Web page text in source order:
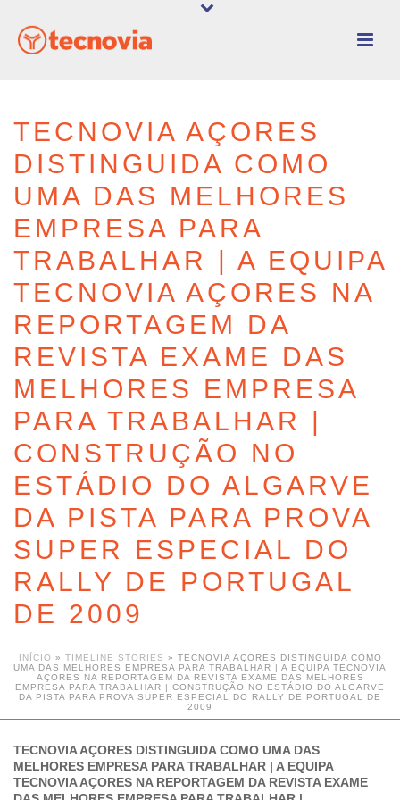
TECNOVIA AÇORES
DISTINGUIDA COMO
UMA DAS MELHORES
EMPRESA PARA
TRABALHAR | A EQUIPA
TECNOVIA AÇORES NA
REPORTAGEM DA
REVISTA EXAME DAS
MELHORES EMPRESA
PARA TRABALHAR |
CONSTRUÇÃO NO
ESTÁDIO DO ALGARVE
DA PISTA PARA PROVA
SUPER ESPECIAL DO
RALLY DE PORTUGAL
DE 2009
INÍCIO » TIMELINE STORIES » TECNOVIA AÇORES DISTINGUIDA COMO
UMA DAS MELHORES EMPRESA PARA TRABALHAR | A EQUIPA TECNOVIA
AÇORES NA REPORTAGEM DA REVISTA EXAME DAS MELHORES
EMPRESA PARA TRABALHAR | CONSTRUÇÃO NO ESTÁDIO DO ALGARVE
DA PISTA PARA PROVA SUPER ESPECIAL DO RALLY DE PORTUGAL DE
2009
TECNOVIA AÇORES DISTINGUIDA COMO UMA DAS
MELHORES EMPRESA PARA TRABALHAR | A EQUIPA
TECNOVIA AÇORES NA REPORTAGEM DA REVISTA EXAME